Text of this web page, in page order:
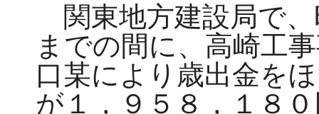
関東地方建設局で、
までの間に、高崎工
口某により歳出金を
が１，９５８，１８